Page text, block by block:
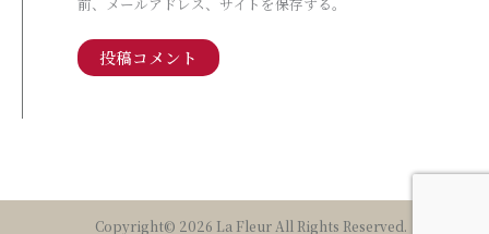
Copyright© 2026 La Fleur All Rights Reserved.